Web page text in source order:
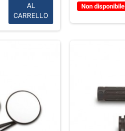
AL
CARRELLO
Non disponibile